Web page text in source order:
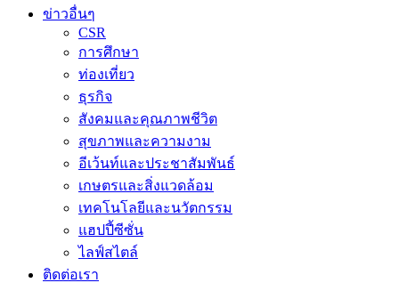
ข่าวอื่นๆ
CSR
การศึกษา
ท่องเที่ยว
ธุรกิจ
สังคมและคุณภาพชีวิต
สุขภาพและความงาม
อีเว้นท์และประชาสัมพันธ์
เกษตรและสิ่งแวดล้อม
เทคโนโลยีและนวัตกรรม
แฮปปี้ซีซั่น
ไลฟ์สไตล์
ติดต่อเรา